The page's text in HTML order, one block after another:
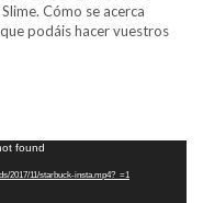
Cómo se acerca
podáis hacer vuestros
found
2017/11/starbuck-insta.mp4?_=1